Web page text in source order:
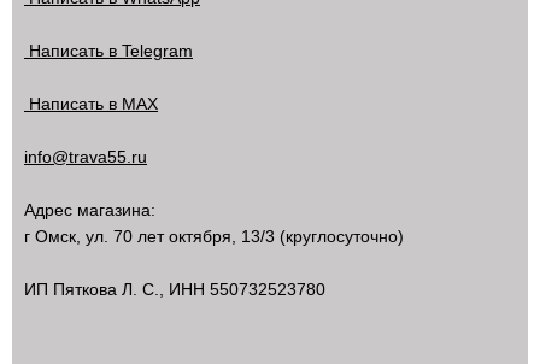
Написать в Telegram
Написать в MAX
info@trava55.ru
Адрес магазина:
г Омск ул. 70 лет октября, 13/3 (круглосуточно)
ИП Пяткова Л. С., ИНН 550732523780